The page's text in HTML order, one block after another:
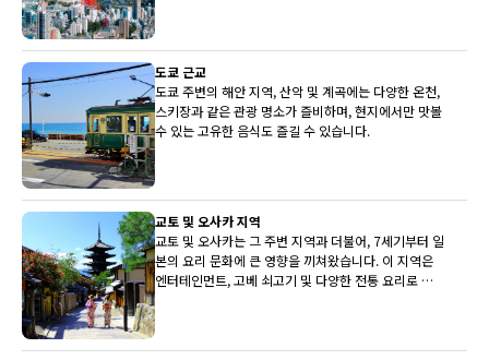
도쿄 근교
도쿄 주변의 해안 지역, 산악 및 계곡에는 다양한 온천,
스키장과 같은 관광 명소가 즐비하며, 현지에서만 맛볼
수 있는 고유한 음식도 즐길 수 있습니다.
교토 및 오사카 지역
교토 및 오사카는 그 주변 지역과 더불어, 7세기부터 일
본의 요리 문화에 큰 영향을 끼쳐왔습니다. 이 지역은
엔터테인먼트, 고베 쇠고기 및 다양한 전통 요리로 유